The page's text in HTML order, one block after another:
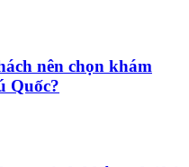
nên chọn khám
Quốc?